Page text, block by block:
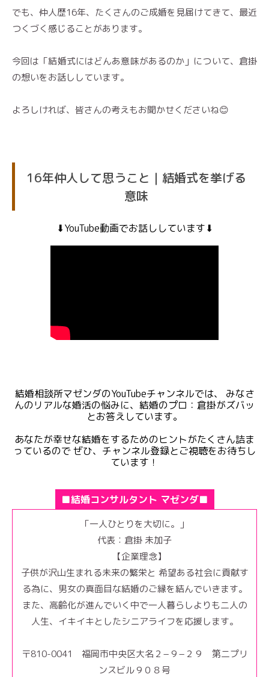
でも、仲人歴16年、たくさんのご成婚を見届けてきて、最近
つくづく感じることがあります。
今回は「結婚式にはどんあ意味があるのか」について、倉掛
の想いをお話ししています。
よろしければ、皆さんの考えもお聞かせくださいね😊
16年仲人して思うこと｜結婚式を挙げる
意味
⬇︎YouTube動画でお話ししています⬇︎
結婚相談所マゼンダのYouTubeチャンネルでは、 みなさ
んのリアルな婚活の悩みに、結婚のプロ：倉掛がズバッ
とお答えしています。
あなたが幸せな結婚をするためのヒントがたくさん詰ま
っているので ぜひ、チャンネル登録とご視聴をお待ちし
ています！
■結婚コンサルタント マゼンダ■
「一人ひとりを大切に。」
代表：倉掛 未加子
【企業理念】
子供が沢山生まれる未来の繁栄と 希望ある社会に貢献す
る為に、男女の真面目な結婚のご縁を結んでいきます。
また、高齢化が進んでいく中で一人暮らしよりも二人の
人生、イキイキとしたシニアライフを応援します。
〒810-0041 福岡市中央区大名２−９−２９ 第二プリ
ンスビル９０８号